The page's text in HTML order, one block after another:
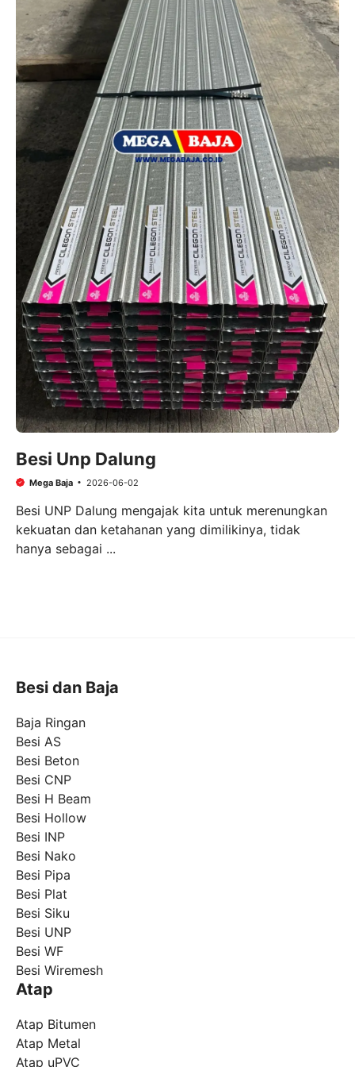
Besi Unp Dalung
Mega Baja 2026-06-02
Besi UNP Dalung mengajak kita untuk merenungkan
kekuatan dan ketahanan yang dimilikinya, tidak
hanya sebagai ...
Besi dan Baja
Baja Ringan
Besi AS
Besi Beton
Besi CNP
Besi H Beam
Besi Hollow
Besi INP
Besi Nako
Besi Pipa
Besi Plat
Besi Siku
Besi UNP
Besi WF
Besi Wiremesh
Atap
Atap Bitumen
Atap Metal
Atap uPVC